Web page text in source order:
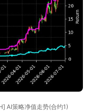
AI策略净值走势(合约1)